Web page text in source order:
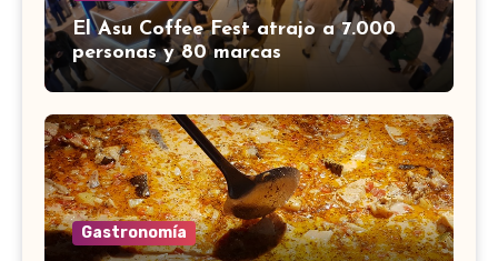
El Asu Coffee Fest atrajo a 7.000
personas y 80 marcas
Gastronomía